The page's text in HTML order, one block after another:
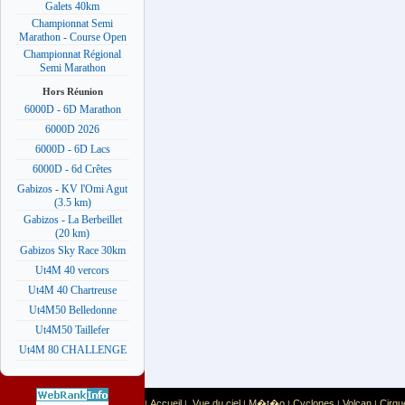
Galets 40km
Championnat Semi
Marathon - Course Open
Championnat Régional
Semi Marathon
Hors Réunion
6000D - 6D Marathon
6000D 2026
6000D - 6D Lacs
6000D - 6d Crêtes
Gabizos - KV l'Omi Agut
(3.5 km)
Gabizos - La Berbeillet
(20 km)
Gabizos Sky Race 30km
Ut4M 40 vercors
Ut4M 40 Chartreuse
Ut4M50 Belledonne
Ut4M50 Taillefer
Ut4M 80 CHALLENGE